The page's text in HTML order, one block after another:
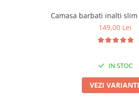
149,00 Lei
IN STOC
VEZI